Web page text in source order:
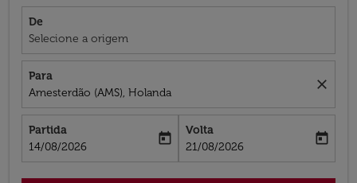
De
Selecione a origem
Para
Amesterdão (AMS), Holanda
close
Partida
fc-booking-departure-date-aria-label
14/08/2026
today
Volta
fc-booking-return-date-aria-label
21/08/2026
today